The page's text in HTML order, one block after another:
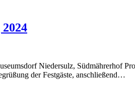
Niedersulz, Südmährerhof
der Festgäste, anschließend…